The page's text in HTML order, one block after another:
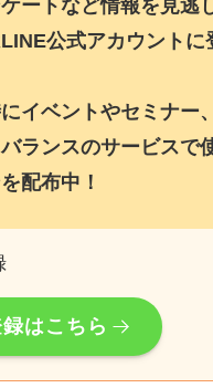
ケートなど情報を見逃
公式アカウントに
イベントやセミナー
ランスのサービスで
配布中！
はこちら